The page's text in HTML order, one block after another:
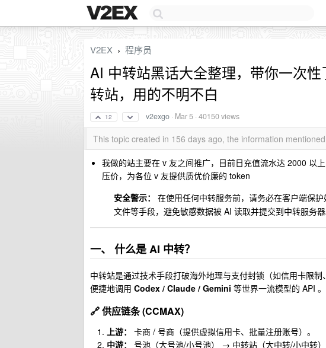
V2EX › 程序员
AI 中转站黑话大全整理，带你一次
转站，用的不明不白
12 v2exgo · Mar 5 · 40150 views
This topic created in 156 days ago, the information
我做的站主要在 v 友之间推广，目前日充值流水达 2000 以
压价，为各位 v 友提供质优价廉的 token
安全警示：
在使用任何中转服务前，请务必在客户端保
文件等手段，避免敏感数据被 AI 读取并提交到中转服务器
一、 什么是 AI 中转？
中转站是通过技术手段打破海外地理与支付封锁（如信用卡限
便捷地调用 Codex / Claude / Gemini 等世界一流模型的 API 。
🔗 供应链条 (CCMAX)
上游：
卡商 / 号商（提供虚拟信用卡、批量注册账号）。
中游：
号池（大号池/小号池） → 中转站（大中转/小中转）